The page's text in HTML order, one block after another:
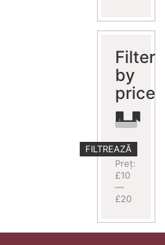
Filter
by
price
Preț
minim
Preț
maxim
FILTREAZĂ
Preț:
£10
—
£20